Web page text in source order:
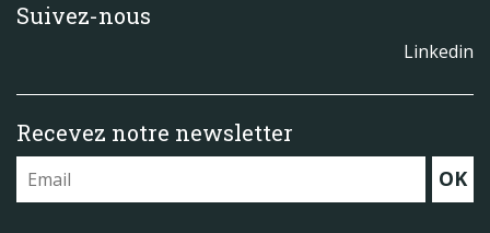
Suivez-nous
Linkedin
Recevez notre newsletter
OK